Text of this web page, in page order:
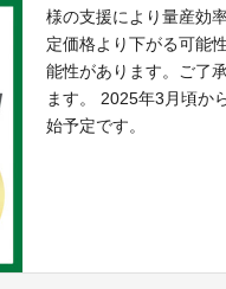
様の支援により量産効
定価格より下がる可能
能性があります。ご了
ます。 2025年3月頃か
始予定です。